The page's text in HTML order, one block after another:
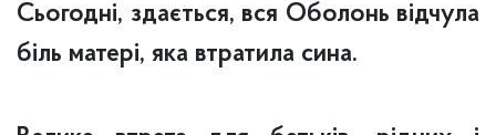
Сьогодні, здається, вся Оболонь відчула
біль матері, яка втратила сина.